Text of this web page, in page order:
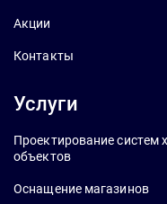
Акции
Контакты
Услуги
Проектирование систем
объектов
Оснащение магазинов